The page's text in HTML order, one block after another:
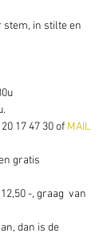
stem, in stilte en
17 47 30 of MAIL
gratis
-, graag van
dan is de